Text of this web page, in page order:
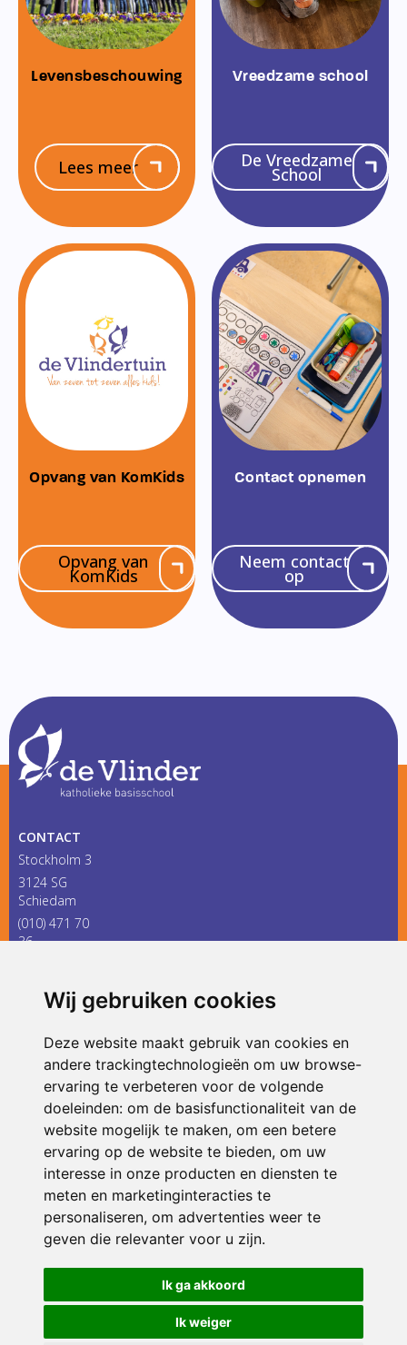
Wij gebruiken cookies
Deze website maakt gebruik van cookies en
andere trackingtechnologieën om uw browse-
ervaring te verbeteren voor de volgende
doeleinden: om de basisfunctionaliteit van de
website mogelijk te maken, om een betere
ervaring op de website te bieden, om uw
interesse in onze producten en diensten te
meten en marketinginteracties te
personaliseren, om advertenties weer te
geven die relevanter voor u zijn.
Ik ga akkoord
Ik weiger
Levensbeschouwing
Lees meer
Vreedzame school
De Vreedzame
School
Opvang van KomKids
Opvang van
KomKids
Contact opnemen
Neem contact
op
CONTACT
Stockholm 3
3124 SG
Schiedam
(010) 471 70
36
ONDERDEEL VAN
© 2026 De Vlinder | Alle rechten voorbehouden
Privacy policy|Disclaimer| Klachtenregeling|RSIN en Anbi
voorkeuren
Crealisatie The MindOffice